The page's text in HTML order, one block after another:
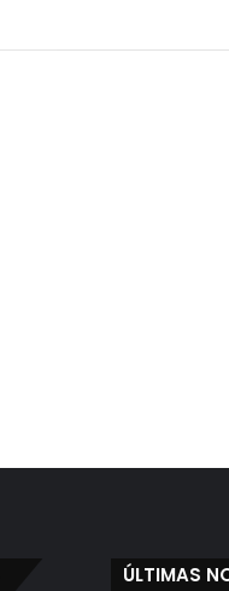
ÚLTIMAS